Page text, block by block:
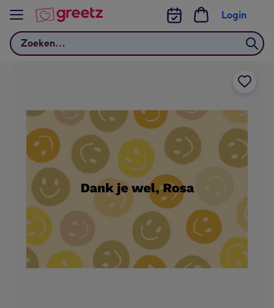
Bekijk meer
Zoeken
Login